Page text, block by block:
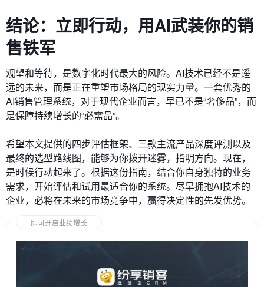
结论：立即行动，用AI武装你的销
售铁军
观望和等待，是数字化时代最大的风险。AI技术已经不是遥
远的未来，而是正在重塑市场格局的现实力量。一套优秀的
AI销售管理系统，对于现代企业而言，早已不是“奢侈品”，而
是保障持续增长的“必需品”。
希望本文提供的四步评估框架、三款主流产品深度评测以及
最终的选型路线图，能够为你拨开迷雾，指明方向。现在，
是时候行动起来了。根据这份指南，结合你自身独特的业务
需求，开始评估和试用最适合你的系统。尽早拥抱AI技术的
企业，必将在未来的市场竞争中，赢得决定性的先发优势。
即可开启业绩增长